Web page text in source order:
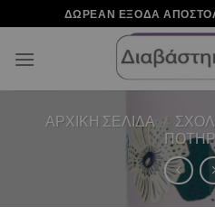
στο
περιεχόμενο
ΔΩΡΕΑΝ ΕΞΟΔΑ
ΑΡΧΙΚΉ ΣΕΛΊΔΑ /